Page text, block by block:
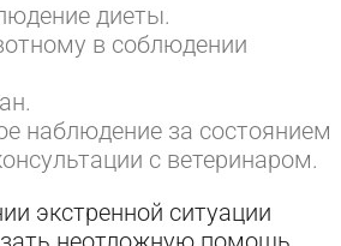
диеты.
в соблюдении
наблюдение за состоянием
с ветеринаром.
экстренной ситуации